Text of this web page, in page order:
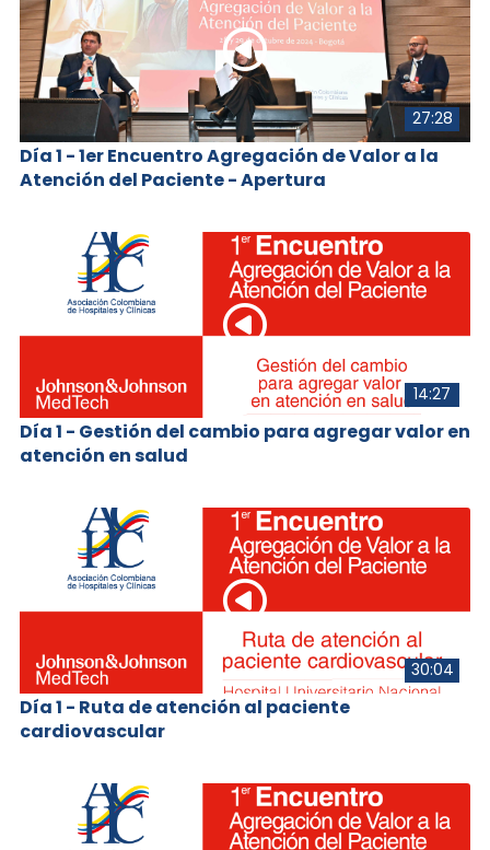
27:28
Día 1 - 1er Encuentro Agregación de Valor a la
Atención del Paciente - Apertura
14:27
Día 1 - Gestión del cambio para agregar valor en
atención en salud
30:04
Día 1 - Ruta de atención al paciente
cardiovascular